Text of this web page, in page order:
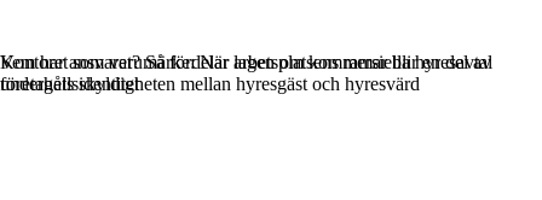
Kontoret som varumärke: När arbetsplatsens ramar blir en del av
företagets identitet
Vem har ansvaret? Så fördelar lagen om kommersiella hyresavtal
underhållsskyldigheten mellan hyresgäst och hyresvärd